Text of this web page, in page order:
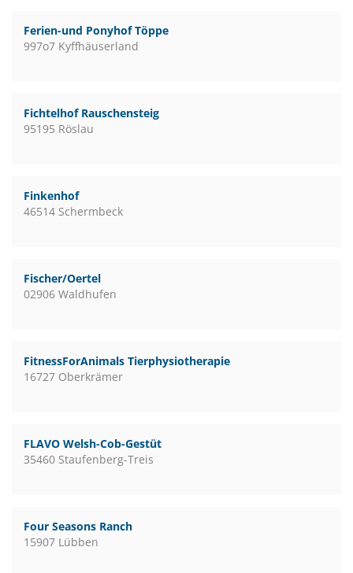
Ferien-und Ponyhof Töppe
997o7 Kyffhäuserland
Fichtelhof Rauschensteig
95195 Röslau
Finkenhof
46514 Schermbeck
Fischer/Oertel
02906 Waldhufen
FitnessForAnimals Tierphysiotherapie
16727 Oberkrämer
FLAVO Welsh-Cob-Gestüt
35460 Staufenberg-Treis
Four Seasons Ranch
15907 Lübben